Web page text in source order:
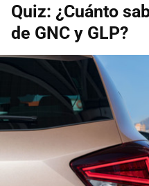
Quiz: ¿Cuánto
de GNC y GLP?